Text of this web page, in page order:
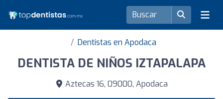
Dentistas en Apodaca
DENTISTA DE NIÑOS IZTAPALAPA
Aztecas 16, 09000, Apodaca